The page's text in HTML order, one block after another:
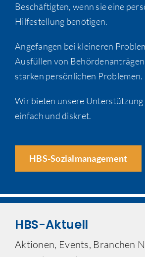
Beschäftigten, wenn sie eine
Hilfestellung benötigen.
Angefangen bei kleineren
Ausfüllen von Behördenanträgen
starken persönlichen Problemen.
Wir bieten unsere Unterstützung
einfach und diskret.
HBS-Sozialmanagement
HBS-Aktuell
Aktionen, Events, Branchen